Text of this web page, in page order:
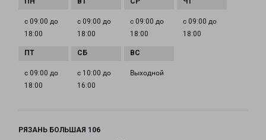
с 09:00 до
18:00
с 09:00 до
18:00
с 09:00 до
18:00
с 09:00 до
18:00
с 09:00 до
18:00
с 10:00 до
16:00
Выходной
РЯЗАНЬ БОЛЬШАЯ 106